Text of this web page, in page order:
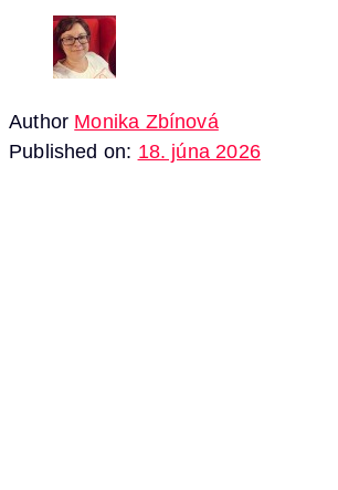
Author Monika Zbínová
Published on: 18. júna 2026